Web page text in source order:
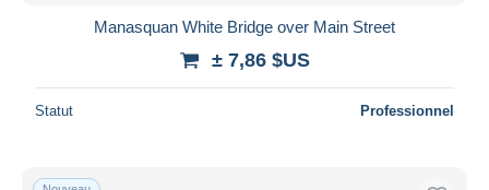
Manasquan White Bridge over Main Street
± 7,86 $US
Statut Professionnel